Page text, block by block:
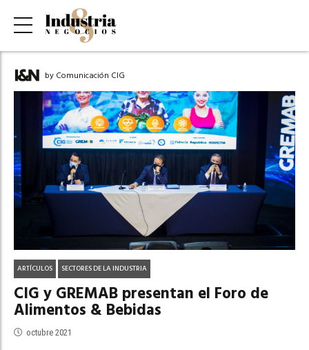
by Comunicación CIG
ARTÍCULOS SECTORES DE LA INDUSTRIA
CIG y GREMAB presentan el Foro de
Alimentos & Bebidas
octubre 2021